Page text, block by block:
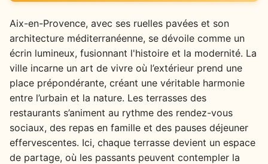
Aix-en-Provence, avec ses ruelles pavées et son
architecture méditerranéenne, se dévoile comme un
écrin lumineux, fusionnant l'histoire et la modernité. La
ville incarne un art de vivre où l’extérieur prend une
place prépondérante, créant une véritable harmonie
entre l’urbain et la nature. Les terrasses des
restaurants s’animent au rythme des rendez-vous
sociaux, des repas en famille et des pauses déjeuner
effervescentes. Ici, chaque terrasse devient un espace
de partage, où les passants peuvent contempler la